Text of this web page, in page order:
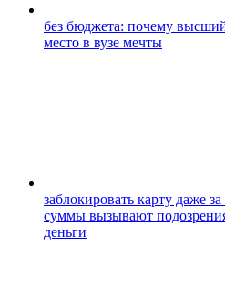
без бюджета: почему высший
место в вузе мечты
заблокировать карту даже
суммы вызывают
деньги